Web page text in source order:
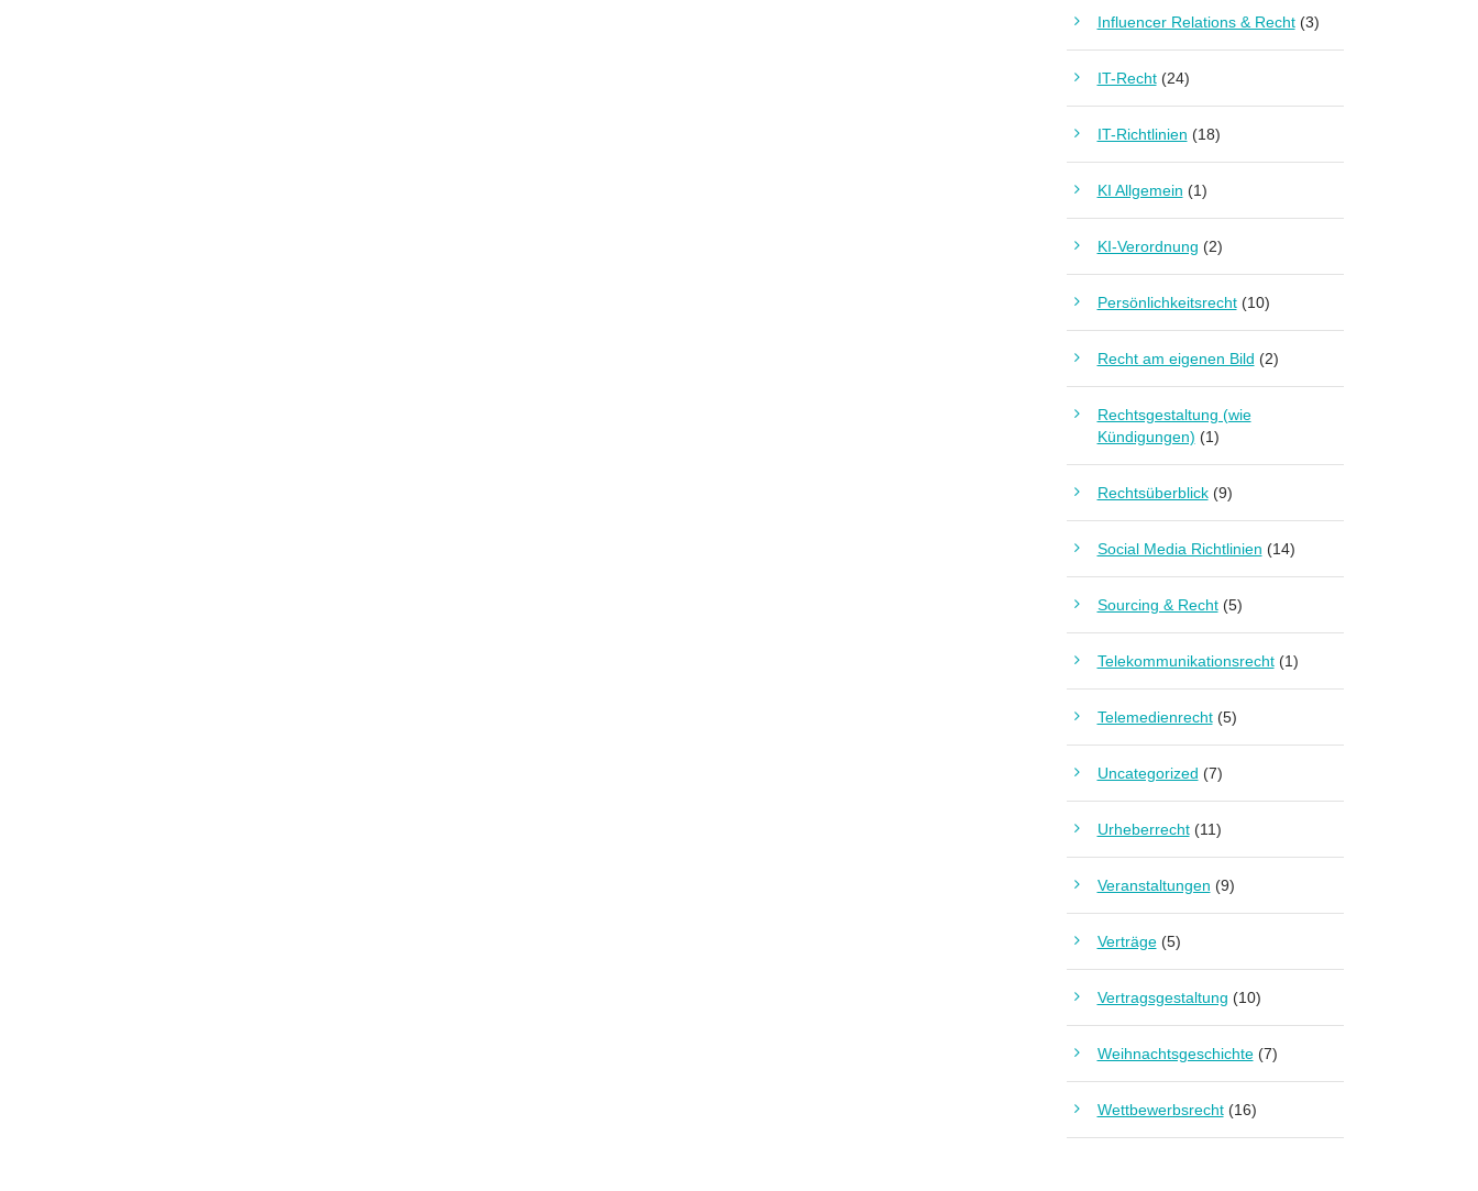
Influencer Relations & Recht(3)
IT-Recht(24)
IT-Richtlinien (18)
KI Allgemein (1)
KI-Verordnung (2)
Persönlichkeitsrecht(10)
Recht am eigenen Bild (2)
Rechtsgestaltung (wie
Kündigungen) (1)
Rechtsüberblick(9)
Social Media Richtlinien (14)
Sourcing & Recht(5)
Telekommunikationsrecht(1)
Telemedienrecht(5)
Uncategorized (7)
Urheberrecht(11)
Veranstaltungen (9)
Verträge(5)
Vertragsgestaltung (10)
Weihnachtsgeschichte(7)
Wettbewerbsrecht(16)